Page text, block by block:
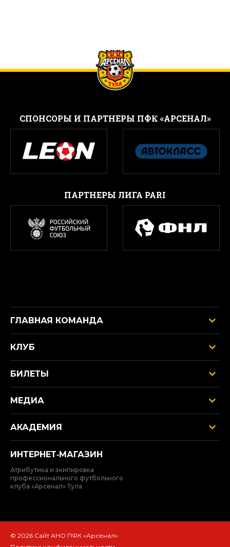
CПОНСОРЫ И ПАРТНЕРЫ ПФК «АРСЕНАЛ»
ПАРТНЕРЫ ЛИГА PARI
ГЛАВНАЯ КОМАНДА
КЛУБ
БИЛЕТЫ
МЕДИА
АКАДЕМИЯ
ИНТЕРНЕТ‑МАГАЗИН
Атрибутика и экипировка
профессионального футбольного
клуба «Арсенал» Тула
© 2026 Сайт АНО ПФК «Арсенал»